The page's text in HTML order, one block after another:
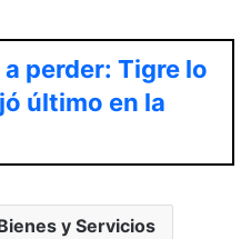
a perder: Tigre lo
último en la
y Servicios